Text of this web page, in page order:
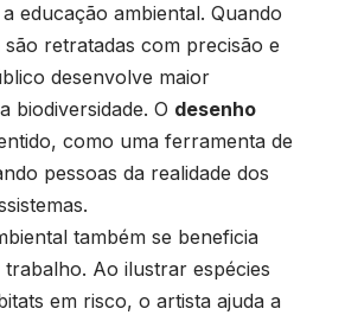
educação ambiental. Quando
retratadas com precisão e
desenvolve maior
biodiversidade. O desenho
como uma ferramenta de
pessoas da realidade dos
também se beneficia
trabalho. Ao ilustrar espécies
em risco, o artista ajuda a